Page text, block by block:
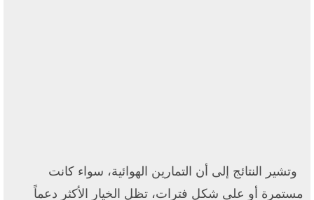
وتشير النتائج إلى أن التمارين الهوائية، سواء كانت
مستمرة أو على شكل فترات، تظل الخيار الأكثر دعماً